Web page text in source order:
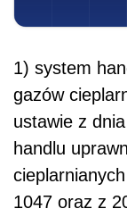
1) system
gazów
ustawie z
handlu
1047 oraz z